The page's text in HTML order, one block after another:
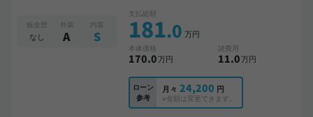
板金歴
なし
外装
A
内装
S
支払総額
181.0 万円
本体価格
170.0万円
諸費用
11.0万円
ローン
参考
月々 24,200 円
※金額は変更できます。